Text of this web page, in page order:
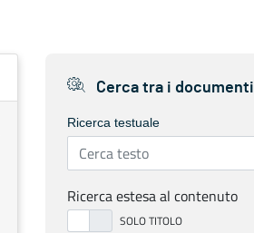
Cerca tra i documenti
Ricerca testuale
Ricerca estesa al contenuto